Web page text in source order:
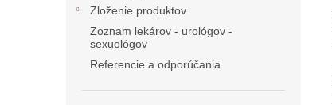
Zloženie produktov
Zoznam lekárov - urológov -
sexuológov
Referencie a odporúčania